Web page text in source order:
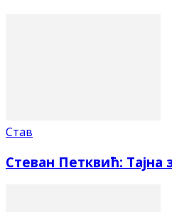
Став
Стеван Петквић: Тајна